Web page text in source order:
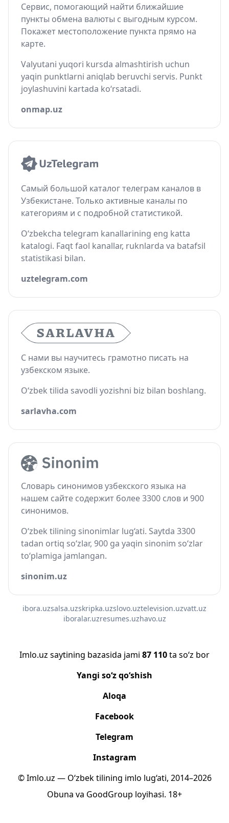
Сервис, помогающий найти ближайшие
пункты обмена валюты с выгодным курсом.
Покажет местоположение пункта прямо на
карте.
Valyutani yuqori kursda almashtirish uchun
yaqin punktlarni aniqlab beruvchi servis. Punkt
joylashuvini kartada ko‘rsatadi.
onmap.uz
Самый большой каталог телеграм каналов в
Узбекистане. Только активные каналы по
категориям и с подробной статистикой.
O‘zbekcha telegram kanallarining eng katta
katalogi. Faqt faol kanallar, ruknlarda va batafsil
statistikasi bilan.
uztelegram.com
С нами вы научитесь грамотно писать на
узбекском языке.
O‘zbek tilida savodli yozishni biz bilan boshlang.
sarlavha.com
Словарь синонимов узбекского языка на
нашем сайте содержит более 3300 слов и 900
синонимов.
O‘zbek tilining sinonimlar lug‘ati. Saytda 3300
tadan ortiq so‘zlar, 900 ga yaqin sinonim so‘zlar
to‘plamiga jamlangan.
sinonim.uz
ibora.uzsalsa.uzskripka.uzslovo.uztelevision.uzvatt.uz
iboralar.uzresumes.uzhavo.uz
Imlo.uz saytining bazasida jami 87 110ta so‘z bor
Yangi so‘z qo‘shish
Aloqa
Facebook
Telegram
Instagram
© Imlo.uz — O‘zbek tilining imlo lug‘ati, 2014–2026
Obuna va GoodGroup loyihasi. 18+